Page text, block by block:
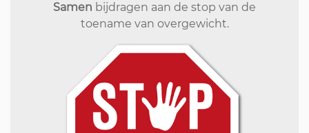
Samen bijdragen aan de stop van de
toename van overgewicht.